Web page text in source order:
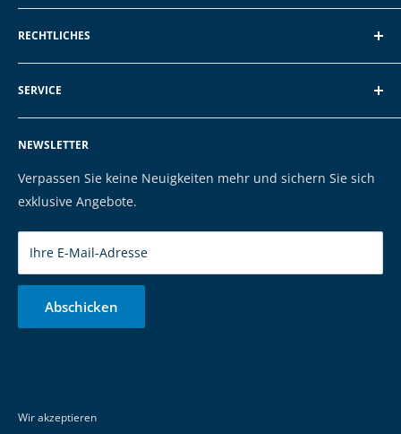
EXP GmbH
NEWSLETTER
Verpassen Sie keine Neuigkeiten mehr und sichern Sie sich
exklusive Angebote.
Ihre E-Mail-Adresse
Abschicken
RECHTLICHES
Über EXP
AGB und Kundeninformationen
Datenschutzerklärung
Impressum
Cookies
SERVICE
FAQ
Kontakt
Versand & Zahlung
Marken
Wir akzeptieren